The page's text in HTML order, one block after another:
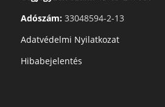
Adószám:33048594-2-13
Adatvédelmi Nyilatkozat
Hibabejelentés